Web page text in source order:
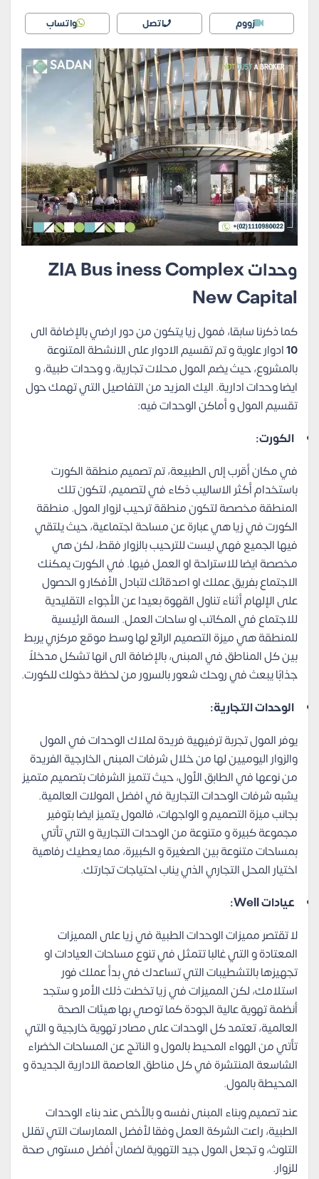
زووم اتصل واتساب
وحدات ZIA Bus iness Complex
New Capital
كما ذكرنا سابقا، فمول زيا يتكون من دور ارضي بالإضافة الى
10ادوار علوية و تم تقسيم الادوار على الانشطة المتنوعة
بالمشروع، حيث يضم المول محلات تجارية، و وحدات طبية، و
ايضا وحدات ادارية. اليك المزيد من التفاصيل التي تهمك حول
تقسيم المول و أماكن الوحدات فيه:
الكورت:
في مكان أقرب إلى الطبيعة، تم تصميم منطقة الكورت
باستخدام أكثر الاساليب ذكاء في لتصميم، لتكون تلك
المنطقة مخصصة لتكون منطقة ترحيب لزوار المول. منطقة
الكورت في زيا هي عبارة عن مساحة اجتماعية، حيث يلتقي
فيها الجميع فهي ليست للترحيب بالزوار فقط، لكن هي
مخصصة ايضا للاستراحة او العمل فيها. في الكورت يمكنك
الاجتماع بفريق عملك او اصدقائك لتبادل الأفكار و الحصول
على الإلهام أثناء تناول القهوة بعيدا عن الأجواء التقليدية
للاجتماع في المكاتب او ساحات العمل. السمة الرئيسية
للمنطقة هي ميزة التصميم الرائع لها وسط موقع مركزي يربط
بين كل المناطق في المبنى، بالإضافة الى انها تشكل مدخلاً
جذابًا يبعث في روحك شعور بالسرور من لحظة دخولك للكورت.
الوحدات التجارية:
يوفر المول تجربة ترفيهية فريدة لملاك الوحدات في المول
والزوار اليوميين لها من خلال شرفات المبنى الخارجية الفريدة
من نوعها في الطابق الأول، حيث تتميز الشرفات بتصميم متميز
يشبه شرفات الوحدات التجارية في افضل المولات العالمية.
بجانب ميزة التصميم و الواجهات، فالمول يتميز ايضا بتوفير
مجموعة كبيرة و متنوعة من الوحدات التجارية و التي تأتي
بمساحات متنوعة بين الصغيرة و الكبيرة، مما يعطيك رفاهية
اختيار المحل التجاري الذي يناب احتياجات تجارتك.
عيادات Well:
لا تقتصر مميزات الوحدات الطبية في زيا على المميزات
المعتادة و التي غالبا تتمثل في تنوع مساحات العيادات او
تجهيزها بالتشطيبات التي تساعدك في بدأ عملك فور
استلامك، لكن المميزات في زيا تخطت ذلك الأمر و ستجد
أنظمة تهوية عالية الجودة كما توصي بها هيئات الصحة
العالمية، تعتمد كل الوحدات على مصادر تهوية خارجية و التي
تأتي من الهواء المحيط بالمول و الناتج عن المساحات الخضراء
الشاسعة المنتشرة في كل مناطق العاصمة الادارية الجديدة و
المحيطة بالمول.
عند تصميم وبناء المبنى نفسه و بالأخص عند بناء الوحدات
الطبية، راعت الشركة العمل وفقا لأفضل الممارسات التي تقلل
التلوث، و تجعل المول جيد التهوية لضمان أفضل مستوى صحة
للزوار.